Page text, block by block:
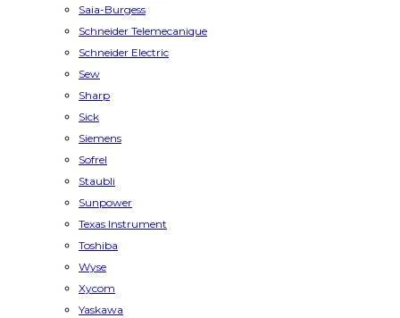
Saia-Burgess
Schneider Telemecanique
Schneider Electric
Sew
Sharp
Sick
Siemens
Sofrel
Staubli
Sunpower
Texas Instrument
Toshiba
Wyse
Xycom
Yaskawa